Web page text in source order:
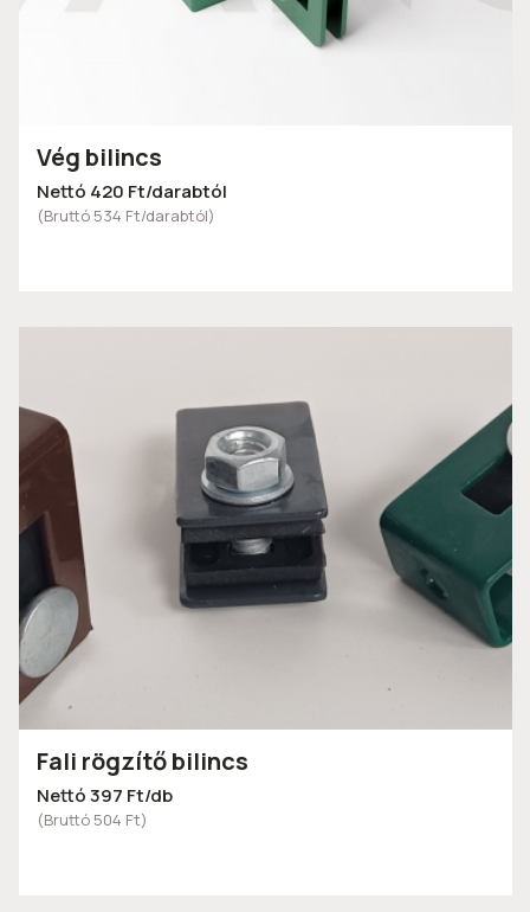
Vég bilincs
Nettó 420 Ft/darabtól
(Bruttó 534 Ft/darabtól)
Fali rögzítő bilincs
Nettó 397 Ft/db
(Bruttó 504 Ft)